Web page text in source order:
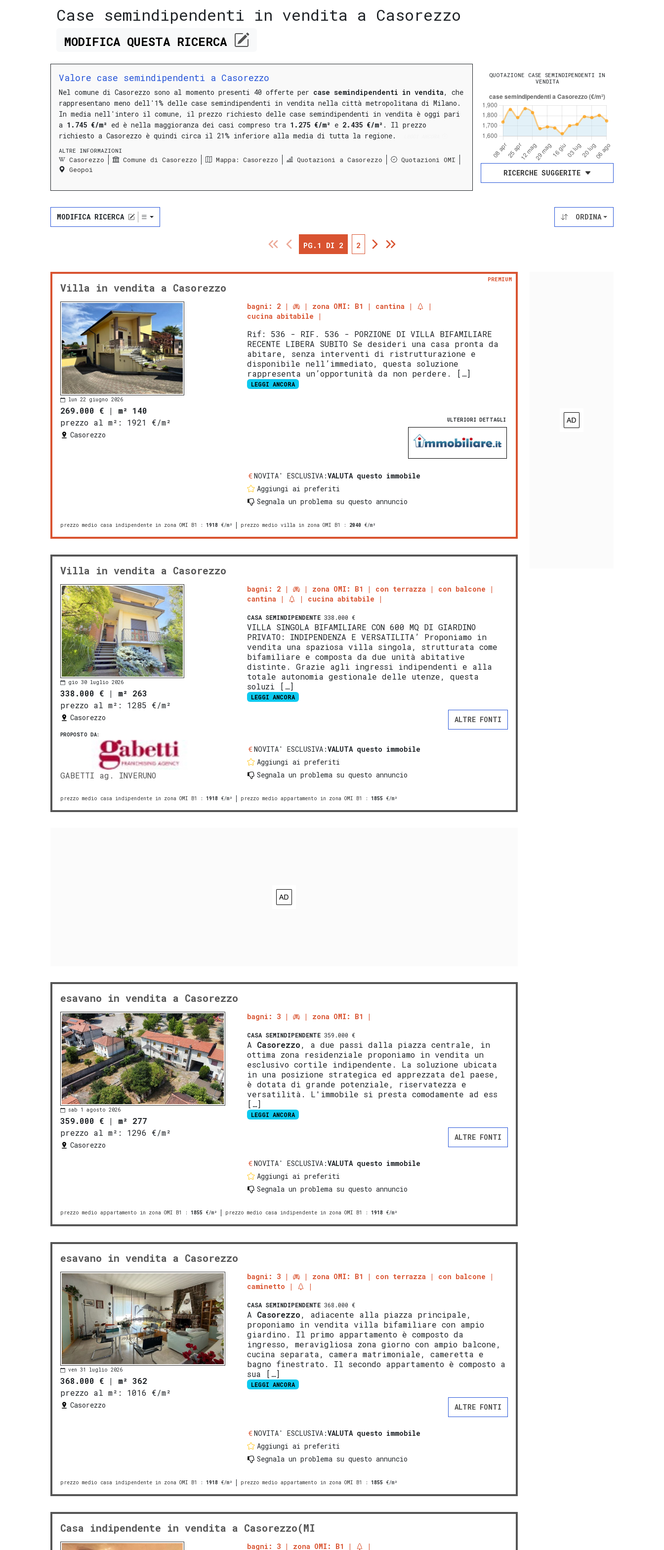
Case semindipendenti in vendita a Casorezzo
MODIFICA QUESTARICERCA
Valore case semindipendenti a Casorezzo
Nel comune di Casorezzo sono al momento presenti 40 offerte per case semindipendenti in vendita, che
rappresentano meno dell'1% delle case semindipendenti in vendita nella città metropolitana di Milano.
In media nell'intero il comune, il prezzo richiesto delle case semindipendenti in vendita è oggi pari
a 1.745 €/m² ed è nella maggioranza dei casi compreso tra 1.275 €/m² e 2.435 €/m² . Il prezzo
richiesto a Casorezzo è quindi circa il 21% inferiore alla media di tutta la regione.
ALTRE INFORMAZIONI
Casorezzo Comune di Casorezzo Mappa: Casorezzo Quotazioni a Casorezzo
Quotazioni OMI
Geopoi
QUOTAZIONE CASE SEMINDIPENDENTI IN
VENDITA
RICERCHE SUGGERITE
MODIFICA RICERCA ORDINA
PG.1 DI 2 2
Villa in vendita a Casorezzo
PREMIUM
lun 22 giugno 2026
269.000 € | m² 140
prezzo al m²:
1921 €/m²
Casorezzo
bagni: 2 zona OMI: B1
cantina
cucina abitabile
Rif: 536 - RIF. 536 - PORZIONE DI VILLA BIFAMILIARE
RECENTE LIBERA SUBITO Se desideri una casa pronta da
abitare, senza interventi di ristrutturazione e
disponibile nell’immediato, questa soluzione
rappresenta un’opportunità da non perdere. […]
LEGGI ANCORA
ULTERIORI DETTAGLI
NOVITA' ESCLUSIVA:VALUTA questo immobile
Aggiungi ai preferiti
Segnala un problema su questo annuncio
prezzo medio casa indipendente in zona OMI B1 : 1918 €/m² prezzo medio villa in zona OMI B1 : 2040 €/m²
Villa in vendita a Casorezzo
gio 30 luglio 2026
338.000 € | m² 263
prezzo al m²:
1285 €/m²
Casorezzo
PROPOSTO DA:
GABETTI ag. INVERUNO
bagni: 2 zona OMI: B1 con terrazza
con balcone
cantina
cucina abitabile
CASA SEMINDIPENDENTE 338.000 €
VILLA SINGOLA BIFAMILIARE CON 600 MQ DI GIARDINO
PRIVATO: INDIPENDENZA E VERSATILITA’ Proponiamo in
vendita una spaziosa villa singola, strutturata come
bifamiliare e composta da due unità abitative
distinte. Grazie agli ingressi indipendenti e alla
totale autonomia gestionale delle utenze, questa
soluzi […]
LEGGI ANCORA
ALTRE FONTI
NOVITA' ESCLUSIVA:VALUTA questo immobile
Aggiungi ai preferiti
Segnala un problema su questo annuncio
prezzo medio casa indipendente in zona OMI B1 : 1918 €/m² prezzo medio appartamento in zona OMI B1 : 1855 €/m²
esavano in vendita a Casorezzo
sab 1 agosto 2026
359.000 € | m² 277
prezzo al m²:
1296 €/m²
Casorezzo
bagni: 3 zona OMI: B1
CASA SEMINDIPENDENTE 359.000 €
A Casorezzo, a due passi dalla piazza centrale, in
ottima zona residenziale proponiamo in vendita un
esclusivo cortile indipendente. La soluzione ubicata
in una posizione strategica ed apprezzata del paese,
è dotata di grande potenziale, riservatezza e
versatilità. L'immobile si presta comodamente ad ess
[…]
LEGGI ANCORA
ALTRE FONTI
NOVITA' ESCLUSIVA:VALUTA questo immobile
Aggiungi ai preferiti
Segnala un problema su questo annuncio
prezzo medio appartamento in zona OMI B1 : 1855 €/m² prezzo medio casa indipendente in zona OMI B1 : 1918 €/m²
esavano in vendita a Casorezzo
ven 31 luglio 2026
368.000 € | m² 362
prezzo al m²:
1016 €/m²
Casorezzo
bagni: 3 zona OMI: B1 con terrazza
con balcone
caminetto
CASA SEMINDIPENDENTE 368.000 €
A Casorezzo, adiacente alla piazza principale,
proponiamo in vendita villa bifamiliare con ampio
giardino. Il primo appartamento è composto da
ingresso, meravigliosa zona giorno con ampio balcone,
cucina separata, camera matrimoniale, cameretta e
bagno finestrato. Il secondo appartamento è composto a
sua […]
LEGGI ANCORA
ALTRE FONTI
NOVITA' ESCLUSIVA:VALUTA questo immobile
Aggiungi ai preferiti
Segnala un problema su questo annuncio
prezzo medio casa indipendente in zona OMI B1 : 1918 €/m² prezzo medio appartamento in zona OMI B1 : 1855 €/m²
Casa indipendente in vendita a Casorezzo(MI
bagni: 3 zona OMI: B1